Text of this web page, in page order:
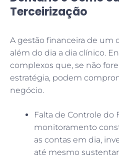
Terceirização
A gestão financeira de um
além do dia a dia clínico.
complexos que, se não
estratégia, podem
negócio.
Falta de Controle do
monitoramento
as contas em dia,
até mesmo